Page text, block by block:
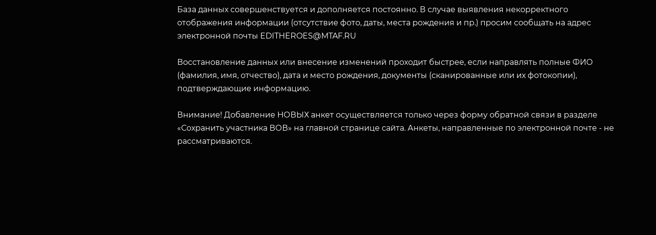
ЗАКРЫТЬ
База данных совершенствуется и дополняется постоянно. В случае выявления некорректного
отображения информации (отсутствие фото, даты, места рождения и пр.) просим сообщать на адрес
электронной почты EDITHEROES@MTAF.RU
Восстановление данных или внесение изменений проходит быстрее, если направлять полные ФИО
(фамилия, имя, отчество), дата и место рождения, документы (сканированные или их фотокопии),
подтверждающие информацию.
Внимание! Добавление НОВЫХ анкет осуществляется только через форму обратной связи в разделе
«Сохранить участника ВОВ» на главной странице сайта. Анкеты, направленные по электронной почте - не
рассматриваются.